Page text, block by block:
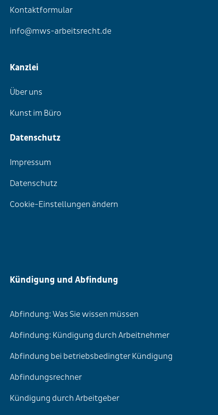
Kontaktformular
info@mws-arbeitsrecht.de
Kanzlei
Über uns
Kunst im Büro
Datenschutz
Impressum
Datenschutz
Cookie-Einstellungen ändern
Kündigung und Abfindung
Abfindung: Was Sie wissen müssen
Abfindung: Kündigung durch Arbeitnehmer
Abfindung bei betriebsbedingter Kündigung
Abfindungsrechner
Kündigung durch Arbeitgeber